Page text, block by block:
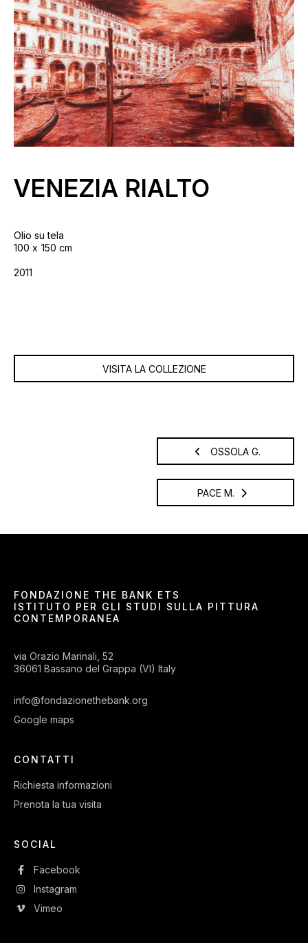
VENEZIA RIALTO
Olio su tela
100
150 cm
2011
VISITA LA COLLEZIONE
OSSOLA G.
PACE M.
FONDAZIONE THE BANK ETS
ISTITUTO PER GLI STUDI SULLA PITTURA
CONTEMPORANEA
via Orazio Marinali, 52
36061 Bassano del Grappa (VI) Italy
info@fondazionethebank.org
Google maps
CONTATTI
Richiesta informazioni
Prenota la tua visita
SOCIAL
Facebook
Instagram
Vimeo